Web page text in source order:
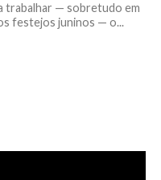
trabalhar — sobretudo em
festejos juninos — o...